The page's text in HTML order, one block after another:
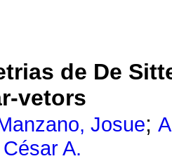
de De
vetors
Josue;
A.